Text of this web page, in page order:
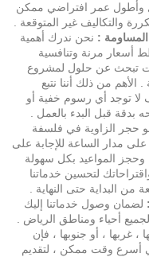
وأطول عمر افتراضي ممكن
والتكاليف غير المتوقعة .
المساومة : نحن ندرك أهمية
أسعار مرنة وتنافسية
تبحث عن حلول لمشروع
من ذلك أننا نتبع
لا توجد أي رسوم خفية أو
قبل البدء بالعمل .
حجر الزاوية في فلسفة
على مدار الساعة للإجابة على
وحجز المواعيد بكل سهولة
لتحسين خدماتنا
البداية حتى النهاية .
لضمان وصول خدماتنا إليك
أحياء ومناطق الرياض .
، أو جنوبها ، فإن
أسرع وقت ممكن ، لتقديم